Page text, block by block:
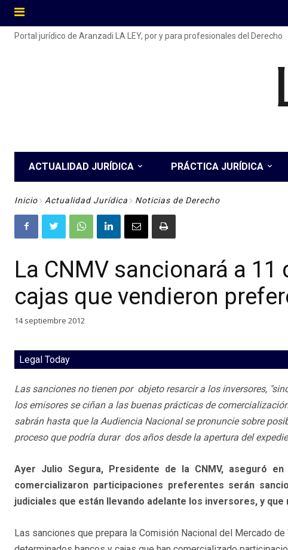
Portal jurídico de Aranzadi LA LEY, por y para profesionales del Derecho
ACTUALIDAD JURÍDICA PRÁCTICA JURÍDICA
Inicio Actualidad Jurídica Noticias de Derecho
La CNMV sancionará a 11
cajas que vendieron
14 septiembre 2012
Legal Today
Las sanciones no tienen por objeto resarcir a los inversores,
los emisores se ciñan a las buenas prácticas de
sabrán hasta que la Audiencia Nacional se pronuncie sobre
proceso que podría durar dos años desde la apertura del
Ayer Julio Segura, Presidente de la CNMV, aseguró
comercializaron participaciones preferentes serán
judiciales que están llevando adelante los inversores, y
Las sanciones que prepara la Comisión Nacional del Mercado de